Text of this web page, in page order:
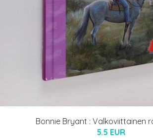
Bonnie Bryant : Valkoviittainen
5.5 EUR